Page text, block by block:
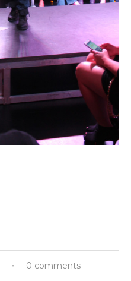
0 comments